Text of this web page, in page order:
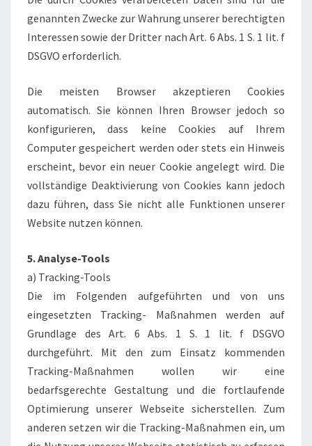
genannten Zwecke zur Wahrung unserer berechtigten
Interessen sowie der Dritter nach Art. 6 Abs. 1 S. 1 lit. f
DSGVO erforderlich.
Die meisten Browser akzeptieren Cookies
automatisch. Sie können Ihren Browser jedoch so
konfigurieren, dass keine Cookies auf Ihrem
Computer gespeichert werden oder stets ein Hinweis
erscheint, bevor ein neuer Cookie angelegt wird. Die
vollständige Deaktivierung von Cookies kann jedoch
dazu führen, dass Sie nicht alle Funktionen unserer
Website nutzen können.
5. Analyse-Tools
a) Tracking-Tools
Die im Folgenden aufgeführten und von uns
eingesetzten Tracking- Maßnahmen werden auf
Grundlage des Art. 6 Abs. 1 S. 1 lit. f DSGVO
durchgeführt. Mit den zum Einsatz kommenden
Tracking-Maßnahmen wollen wir eine
bedarfsgerechte Gestaltung und die fortlaufende
Optimierung unserer Webseite sicherstellen. Zum
anderen setzen wir die Tracking-Maßnahmen ein, um